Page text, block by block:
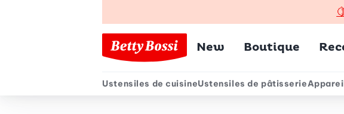
Menu principal
New Boutique
Menu secondaire
Ustensiles de cuisineUstensiles de pâtisserie